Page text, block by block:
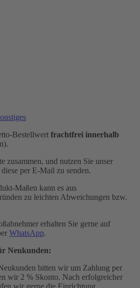
Bestellwert frachtfrei innerhalb
zusammen, und nutzen Sie unser
per E-Mail zu senden.
Maßen kann es aus
zu leichten Abweichungen bzw.
erhalten Sie gerne auf
WhatsApp.
Neukunden:
bitten wir um Zahlung per
wir 2 % Skonto. Nach erfolgreicher
wir gerne die Einrichtung